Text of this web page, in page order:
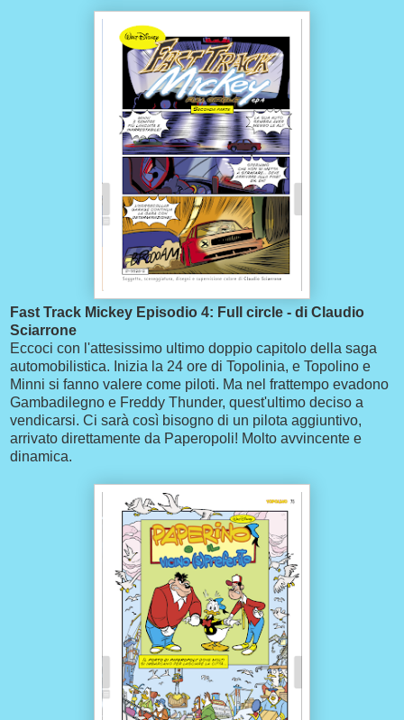
Fast Track Mickey Episodio 4: Full circle - di Claudio
Sciarrone
Eccoci con l'attesissimo ultimo doppio capitolo della saga
automobilistica. Inizia la 24 ore di Topolinia, e Topolino e
Minni si fanno valere come piloti. Ma nel frattempo evadono
Gambadilegno e Freddy Thunder, quest'ultimo deciso a
vendicarsi. Ci sarà così bisogno di un pilota aggiuntivo,
arrivato direttamente da Paperopoli! Molto avvincente e
dinamica.